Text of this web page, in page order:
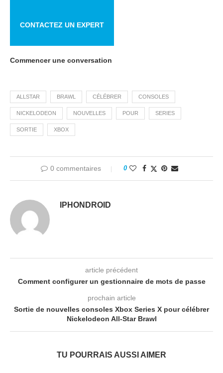
CONTACTEZ UN EXPERT
Commencer une conversation
ALLSTAR BRAWL CÉLÉBRER CONSOLES
NICKELODEON NOUVELLES POUR SERIES
SORTIE XBOX
0 commentaires 0
IPHONDROID
article précédent
Comment configurer un gestionnaire de mots de passe
prochain article
Sortie de nouvelles consoles Xbox Series X pour célébrer
Nickelodeon All-Star Brawl
TU POURRAIS AUSSI AIMER